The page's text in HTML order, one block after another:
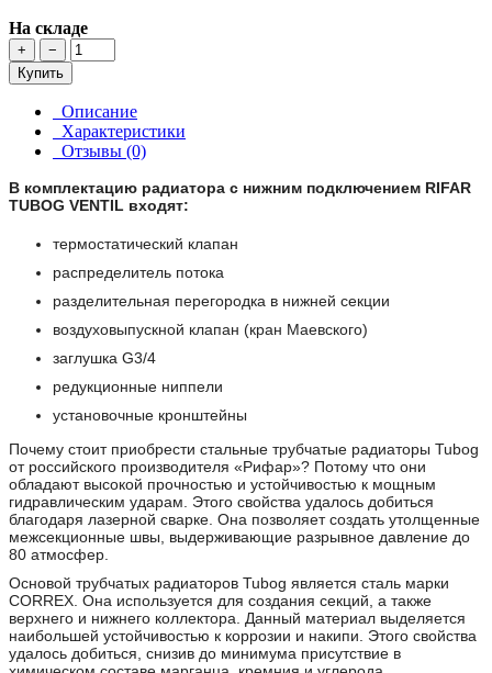
На складе
+
−
Купить
Описание
Характеристики
Отзывы (0)
В комплектацию радиатора с нижним подключением RIFAR
TUBOG VENTIL входят:
термостатический клапан
распределитель потока
разделительная перегородка в нижней секции
воздуховыпускной клапан (кран Маевского)
заглушка G3/4
редукционные ниппели
установочные кронштейны
Почему стоит приобрести стальные трубчатые радиаторы Tubog
от российского производителя «Рифар»? Потому что они
обладают высокой прочностью и устойчивостью к мощным
гидравлическим ударам. Этого свойства удалось добиться
благодаря лазерной сварке. Она позволяет создать утолщенные
межсекционные швы, выдерживающие разрывное давление до
80 атмосфер.
Основой трубчатых радиаторов Tubog является сталь марки
CORREX. Она используется для создания секций, а также
верхнего и нижнего коллектора. Данный материал выделяется
наибольшей устойчивостью к коррозии и накипи. Этого свойства
удалось добиться, снизив до минимума присутствие в